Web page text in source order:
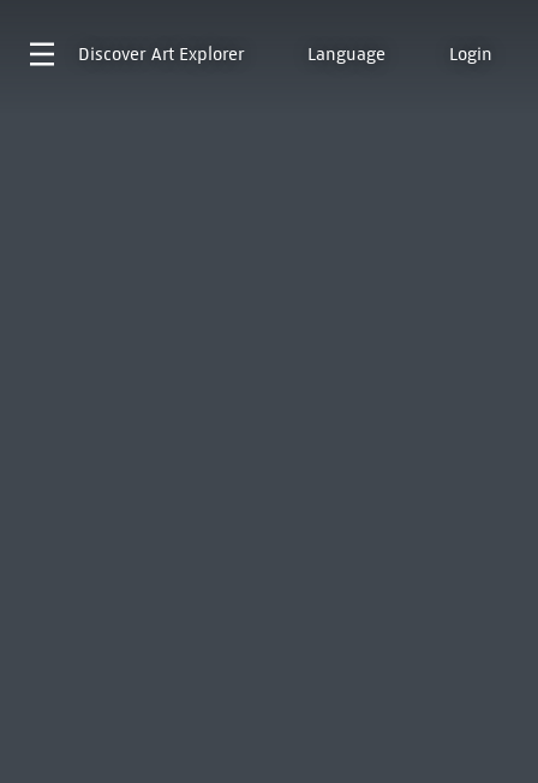
Discover Art Explorer Language Login